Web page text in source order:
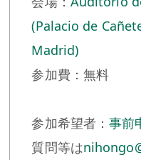
(Palacio de
Madrid)
参加費：無料
参加希望者：事前
質問等は